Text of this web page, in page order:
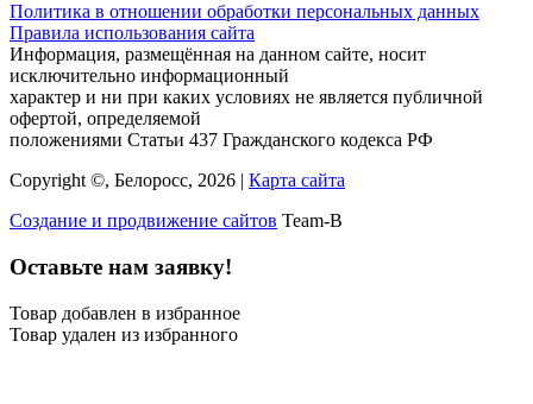
Политика в отношении обработки персональных данных
Правила использования сайта
Информация, размещённая на данном сайте, носит
исключительно информационный
характер и ни при каких условиях не является публичной
офертой, определяемой
положениями Статьи 437 Гражданского кодекса РФ
Copyright ©, Белоросс, 2026 | Карта сайта
Создание и продвижение сайтов Team-B
Оставьте нам заявку!
Товар добавлен в избранное
Товар удален из избранного